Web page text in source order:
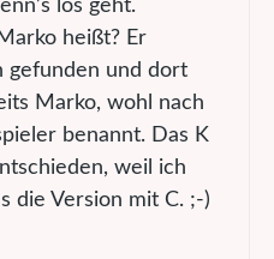
los geht.
heißt? Er
gefunden und dort
Marko, wohl nach
benannt. Das K
weil ich
die Version mit C. ;-)